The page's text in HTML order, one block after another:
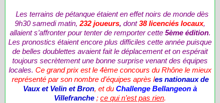
Les terrains de pétanque étaient en effet noirs de monde dès
9h30 samedi matin, 232 joueurs, dont38 licenciés locaux,
allaient s’affronter pour tenter de remporter cette 5ème édition.
Les pronostics étaient encore plus difficiles cette année puisque
de belles doublettes avaient fait le déplacement et on espérait
toujours secrètement une bonne surprise venant des équipes
locales. Ce grand prix est le 4ème concours du Rhône le mieux
représenté par son nombre d’équipes après les nationaux de
Vaux et Velin et Bron, et du Challenge Bellangeon à
Villefranche ; ce qui n’est pas rien.